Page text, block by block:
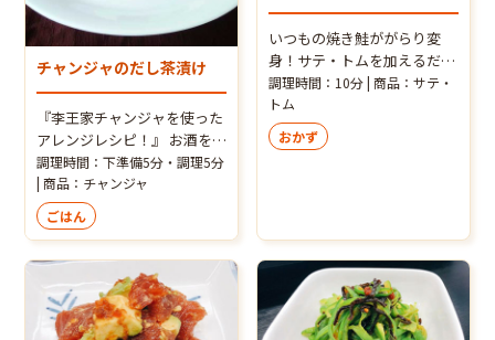
チャンジャのだし茶漬け
『李王家チャンジャを使った
アレンジレシピ！』 お酒を楽
しんだ最後の〆にもピッタリ
です。お好みで仕上げにごま
油を少々垂らすとまた違った
美味しさになりますよ。 ※チ
こちらはご自宅ですぐにお召
し上がりになる向けのレシピ
です。
調理時間：下準備5分・調理5分
| 商品：チャンジャ
ごはん
いつもの焼き鮭ががらり変
身！サテ・トムを加えるだけ
の超簡単、味変メニューです
♪ お好みで、お皿に盛ったお
料理の上に、サテ・トム小さ
じ１程度をのせ”追いサテ・
調理時間：10分 | 商品：サテ・
トム
おかず